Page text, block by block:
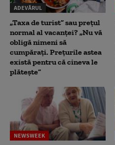
ADEVĂRUL
„Taxa de turist” sau prețul
normal al vacanței? „Nu vă
obligă nimeni să
cumpărați. Prețurile astea
există pentru că cineva le
plătește”
NEWSWEEK